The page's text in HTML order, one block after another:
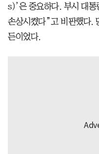
s)’은 중요하다. 부시 대통
손상시켰다”고 비판했다.
든이었다.